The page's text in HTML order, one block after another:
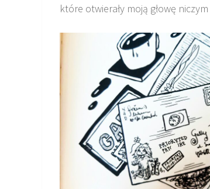
które otwierały moją głowę